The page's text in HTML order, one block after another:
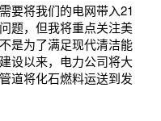
要将我们的电网带入21
题，但我将重点关注美
是为了满足现代清洁能
设以来，电力公司将大
道将化石燃料运送到发